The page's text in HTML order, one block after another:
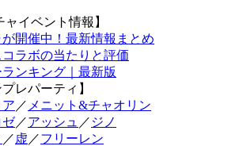
ャイベント情報】
開催中！最新情報まとめ
ラボの当たりと評価
ンキング｜最新版
レパーティ】
／ メニット&チャオリン
ゼ／アッシュ ／ ジノ
／ 虚 ／フリーレン